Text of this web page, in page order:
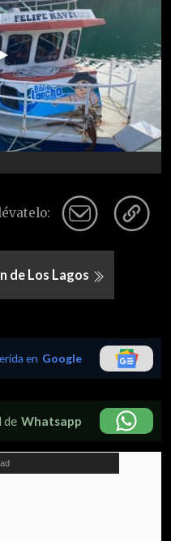
de Los Lagos
en Google
de Whatsapp